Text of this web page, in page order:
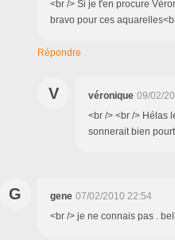
<br /> Si je t'en procure
bravo pour ces
Répondre
V véronique 09/02/
<br /> <br /> Hélas
sonnerait bien
G gene 07/02/2010 22:54
<br /> je ne connais pas .